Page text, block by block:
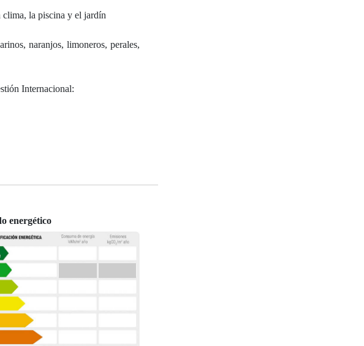
clima, la piscina y el jardín
naranjos, limoneros, perales,
Internacional:
energético